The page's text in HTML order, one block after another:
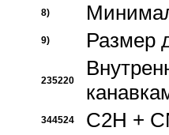
8)
9) Размер
235220
344524 C2H +